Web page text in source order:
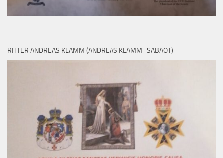
RITTER ANDREAS KLAMM (ANDREAS KLAMM -SABAOT)